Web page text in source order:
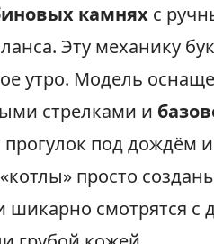
камнях с
Эту механику
утро. Модель
стрелками и
прогулок под дождём
просто
шикарно смотрятся с